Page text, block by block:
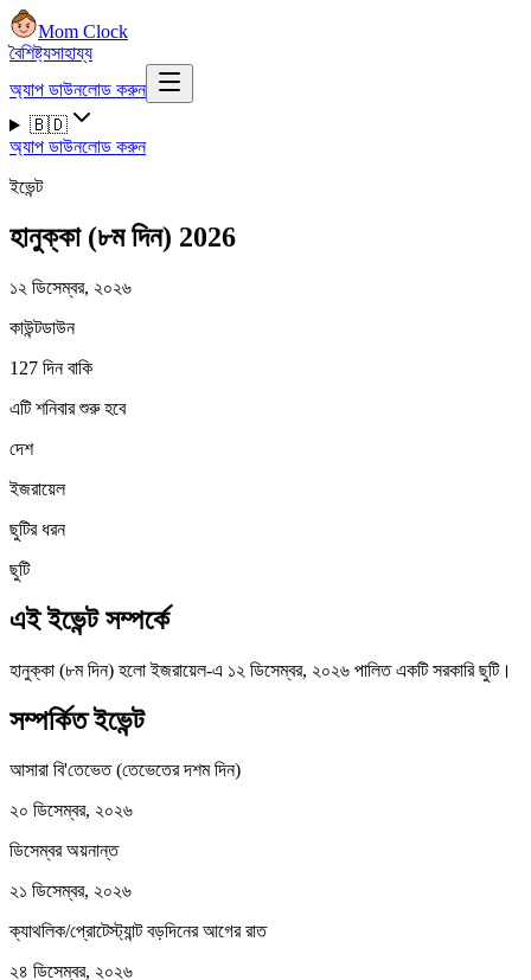
Mom Clock
বৈশিষ্ট্যসাহায্য
অ্যাপ ডাউনলোড করুন
🇧🇩
অ্যাপ ডাউনলোড করুন
ইভেন্ট
হানুক্কা (৮ম দিন) 2026
১২ ডিসেম্বর, ২০২৬
কাউন্টডাউন
127 দিন বাকি
এটি শনিবার শুরু হবে
দেশ
ইজরায়েল
ছুটির ধরন
ছুটি
এই ইভেন্ট সম্পর্কে
হানুক্কা (৮ম দিন) হলো ইজরায়েল-এ ১২ ডিসেম্বর, ২০২৬ পালিত একটি সরকারি ছুটি।
সম্পর্কিত ইভেন্ট
আসারা বি'তেভেত (তেভেতের দশম দিন)
২০ ডিসেম্বর, ২০২৬
ডিসেম্বর অয়নান্ত
২১ ডিসেম্বর, ২০২৬
ক্যাথলিক/প্রোটেস্ট্যান্ট বড়দিনের আগের রাত
২৪ ডিসেম্বর, ২০২৬